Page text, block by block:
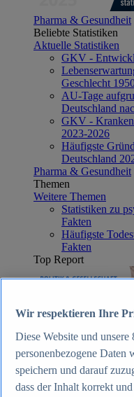
Pharma & Gesundheit
Beliebte Statistiken
Aktuelle Statistiken
GKV -
Geschlecht
AU-Tage
Deutschland
GKV -
2023-2026
Häufigste
Deutschland
Pharma & Gesundheit
Themen
Weitere Themen
Statistiken zu
Fakten
Häufigste
Fakten
Top Report
Beliebte Statistiken
Aktuelle Statistiken
Anzahl der
Wir respektieren Ihre
Diese Website und unsere
personenbezogene Daten
speichern und darauf
dass der Inhalt korrekt